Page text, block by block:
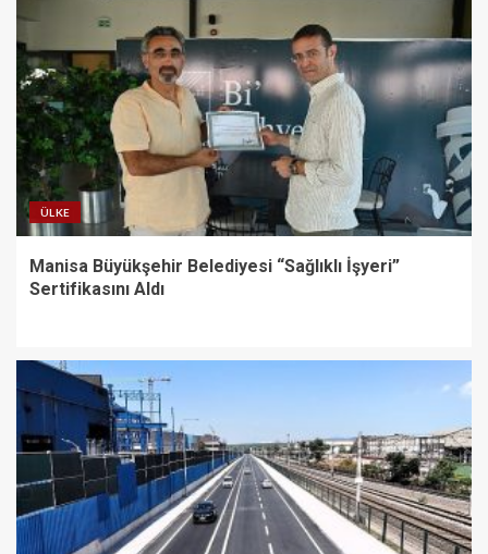
ÜLKE
Manisa Büyükşehir Belediyesi “Sağlıklı İşyeri”
Sertifikasını Aldı